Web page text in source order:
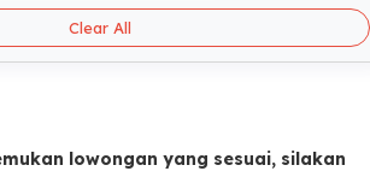
Clear All
lowongan yang sesuai, silakan